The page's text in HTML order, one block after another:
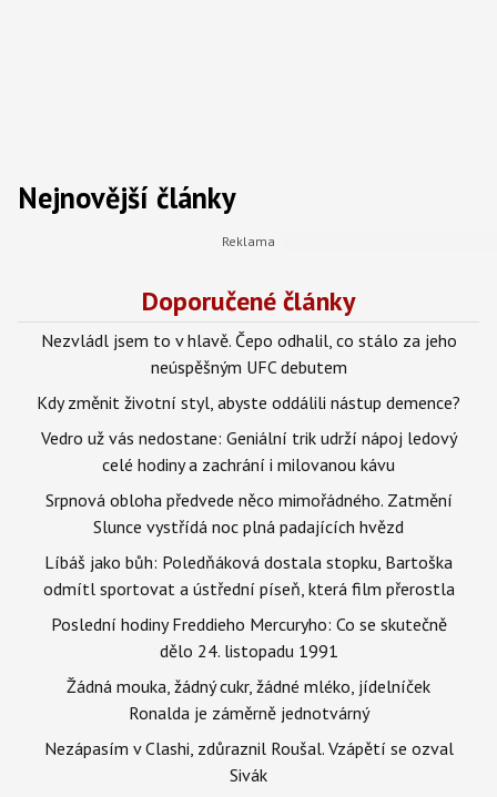
Nejnovější články
Doporučené články
Nezvládl jsem to v hlavě. Čepo odhalil, co stálo za jeho
neúspěšným UFC debutem
Kdy změnit životní styl, abyste oddálili nástup demence?
Vedro už vás nedostane: Geniální trik udrží nápoj ledový
celé hodiny a zachrání i milovanou kávu
Srpnová obloha předvede něco mimořádného. Zatmění
Slunce vystřídá noc plná padajících hvězd
Líbáš jako bůh: Poledňáková dostala stopku, Bartoška
odmítl sportovat a ústřední píseň, která film přerostla
Poslední hodiny Freddieho Mercuryho: Co se skutečně
dělo 24. listopadu 1991
Žádná mouka, žádný cukr, žádné mléko, jídelníček
Ronalda je záměrně jednotvárný
Nezápasím v Clashi, zdůraznil Roušal. Vzápětí se ozval
Sivák